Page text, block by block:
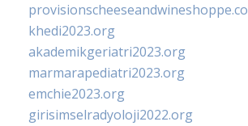
khedi2023.org
akademikgeriatri2023.org
marmarapediatri2023.org
emchie2023.org
girisimselradyoloji2022.org